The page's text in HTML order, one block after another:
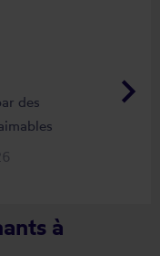
keyboard_arrow_right
des
à